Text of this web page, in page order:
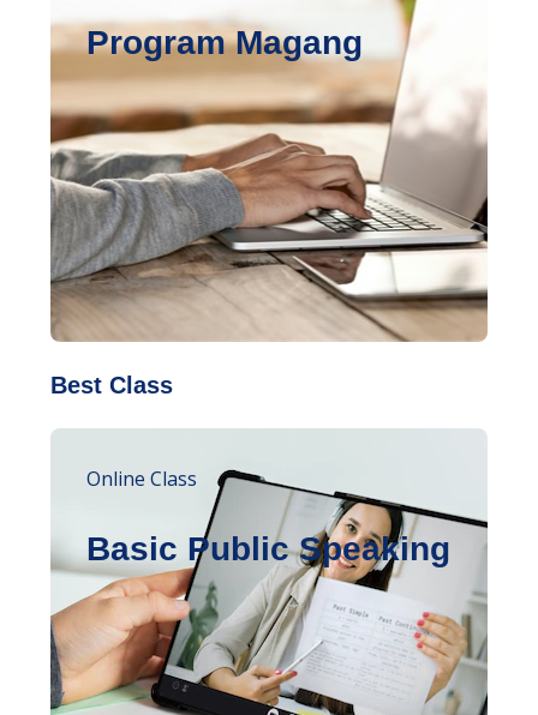
Program Magang
Best Class
Online Class
Basic Public Speaking